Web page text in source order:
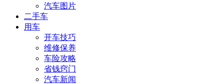
汽车图片
二手车
用车
开车技巧
维修保养
车险攻略
省钱窍门
汽车新闻